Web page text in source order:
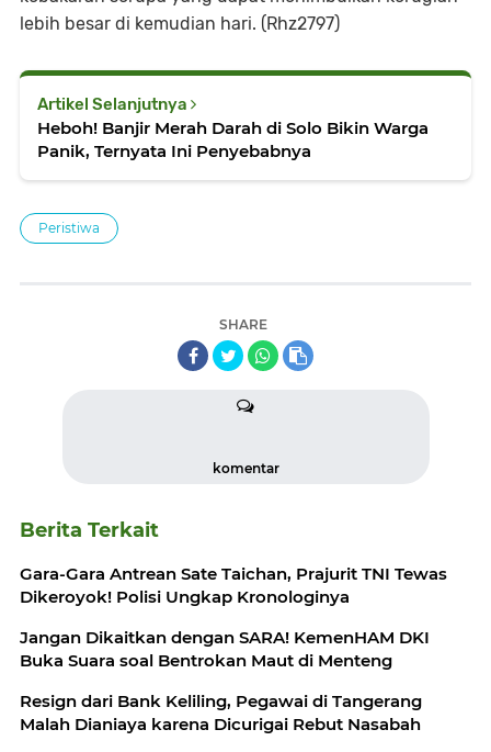
lebih besar di kemudian hari. (Rhz2797)
Artikel Selanjutnya
Heboh! Banjir Merah Darah di Solo Bikin Warga
Panik, Ternyata Ini Penyebabnya
Peristiwa
SHARE
komentar
Berita Terkait
Gara-Gara Antrean Sate Taichan, Prajurit TNI Tewas
Dikeroyok! Polisi Ungkap Kronologinya
Jangan Dikaitkan dengan SARA! KemenHAM DKI
Buka Suara soal Bentrokan Maut di Menteng
Resign dari Bank Keliling, Pegawai di Tangerang
Malah Dianiaya karena Dicurigai Rebut Nasabah